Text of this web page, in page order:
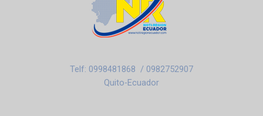
Telf: 0998481868 / 0982752907
Quito-Ecuador